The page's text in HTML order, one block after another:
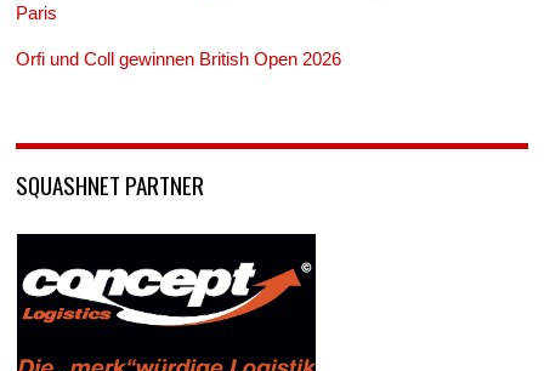
Paris
Orfi und Coll gewinnen British Open 2026
SQUASHNET PARTNER